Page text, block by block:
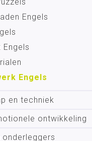
Engels
Engels
Engels
en techniek
ontwikkeling